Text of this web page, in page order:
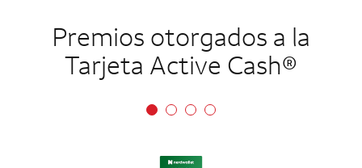
Premios otorgados a la
Tarjeta Active Cash®